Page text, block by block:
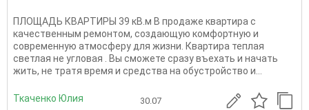
ПЛОЩАДЬ КВАРТИРЫ 39 кВ.м В продаже квартира с
качественным ремонтом, создающую комфортную и
современную атмосферу для жизни. Квартира теплая
светлая не угловая . Вы сможете сразу въехать и начать
жить, не тратя время и средства на обустройство и...
Ткаченко Юлия 30.07